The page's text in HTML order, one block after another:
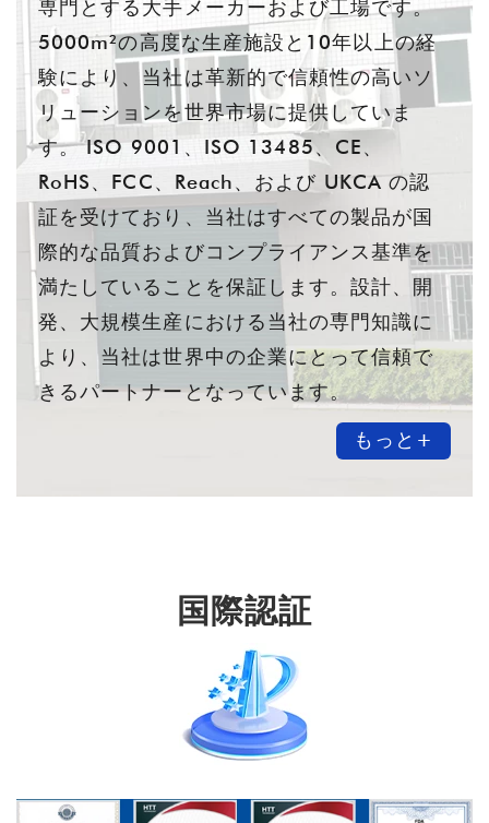
専門とする大手メーカーおよび工場です。
5000m²の高度な生産施設と10年以上の経
験により、当社は革新的で信頼性の高いソ
リューションを世界市場に提供していま
す。 ISO 9001、ISO 13485、CE、
RoHS、FCC、Reach、および UKCA の認
証を受けており、当社はすべての製品が国
際的な品質およびコンプライアンス基準を
満たしていることを保証します。設計、開
発、大規模生産における当社の専門知識に
より、当社は世界中の企業にとって信頼で
きるパートナーとなっています。
もっと+
国際認証